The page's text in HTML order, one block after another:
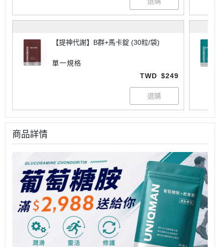
【提神代謝】B群+馬卡錠 (30粒/袋)
單一規格
TWD $249
商品詳情